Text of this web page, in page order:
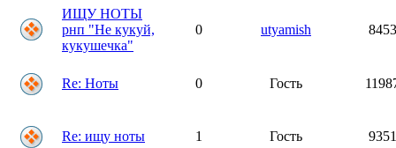
ИЩУ НОТЫ
рнп "Не кукуй,
кукушечка"
0 utyamish
Re: Ноты 0 Гость
Re: ищу ноты 1 Гость